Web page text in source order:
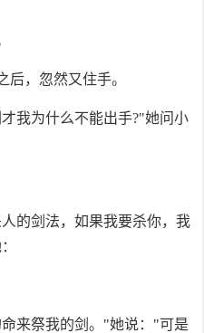
后，忽然又住手。
我为什么不能出手?"她问小
的剑法，如果我要杀你，我
来祭我的剑。"她说："可是